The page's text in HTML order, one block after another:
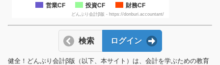
営業CF 投資CF 財務CF
どんぶり会計β版 - https://donburi.accountant/
検索 ログイン
健全！どんぶり会計β版（以下、本サイト）は、会計を学ぶための教育